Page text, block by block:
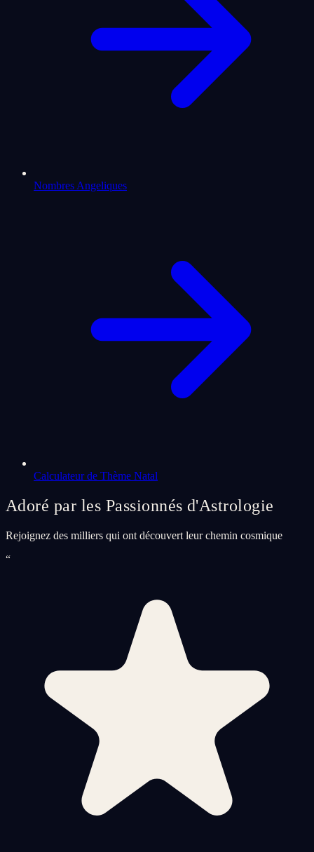
Nombres Angeliques
Calculateur de Thème Natal
Adoré par les Passionnés d'Astrologie
Rejoignez des milliers qui ont découvert leur chemin cosmique
“